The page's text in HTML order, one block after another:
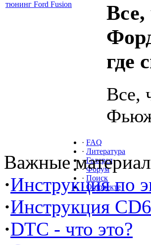
Все,
где
Все,
· FAQ
· Литература
· Галерея
· Форум
· Поиск
· О проекте
Важные
·Инструкция по
·Инструкция
·DTC - что это?